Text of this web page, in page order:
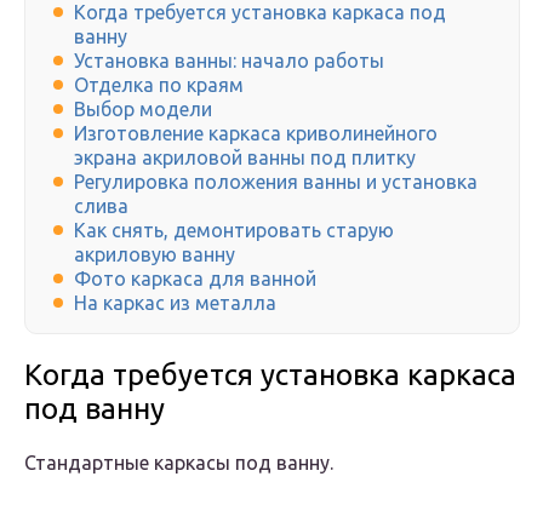
Когда требуется установка каркаса под
ванну
Установка ванны: начало работы
Отделка по краям
Выбор модели
Изготовление каркаса криволинейного
экрана акриловой ванны под плитку
Регулировка положения ванны и установка
слива
Как снять, демонтировать старую
акриловую ванну
Фото каркаса для ванной
На каркас из металла
Когда требуется установка каркаса
под ванну
Стандартные каркасы под ванну.